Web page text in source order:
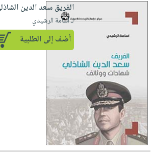
الفريق سعد الدين
لـ أسامة الرشيدي
أضف إلى الطلبية